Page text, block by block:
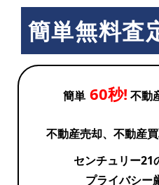
簡単無料査
簡単 60秒! 不動
不動産売却、不動産
センチュリー21
プライバシー